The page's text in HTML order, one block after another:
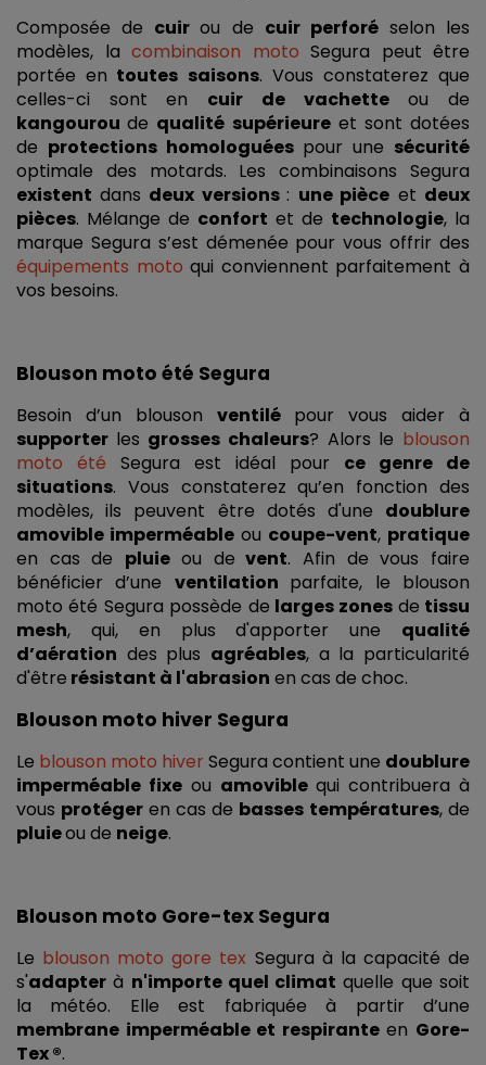
Composée de cuir ou de cuir perforé selon les
modèles, la combinaison moto Segura peut être
portée en toutes saisons. Vous constaterez que
celles-ci sont en cuir de vachette
kangourou de qualité supérieure et sont dotées
de protections homologuées pour une
existent dans deux versions : une pièce et deux
pièces. Mélange de confort et de technologie, la
équipements moto qui conviennent parfaitement à
vos besoins.
Blouson moto été Segura
Besoin d’un blouson ventilé
supporter les grosses chaleurs? Alors le blouson
moto été Segura est idéal pour ce genre de
situations. Vous constaterez qu’en fonction des
modèles, ils peuvent être dotés d'une doublure
amovible imperméable ou coupe-vent,
en cas de pluie ou de vent. Afin de vous faire
bénéficier d’une ventilation parfaite, le blouson
moto été Segura possède de larges zones de tissu
mesh, qui, en plus d'apporter une qualité
d’aération des plus agréables, a la particularité
d'être résistant à l'abrasion en cas de choc.
Blouson moto hiver Segura
Le blouson moto hiver Segura contient une doublure
imperméable fixe ou amovible qui contribuera à
vous protéger en cas de basses températures
pluie ou de neige.
Blouson moto Gore-tex Segura
Le blouson moto gore tex Segura à la capacité de
s'adapter à n'importe quel climat quelle que soit
membrane imperméable et respirante en Gore-
Tex ®.